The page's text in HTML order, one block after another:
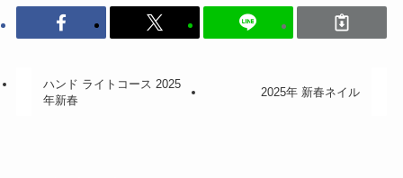
ハンド ライトコース 2025
年新春
2025年 新春ネイル